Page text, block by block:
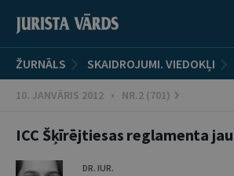
ŽURNĀLS SKAIDROJUMI. VIEDOKĻI
10. JANVĀRIS 2012 • NR.2 (701)
ICC Šķīrējtiesas reglamenta
DR. IUR.